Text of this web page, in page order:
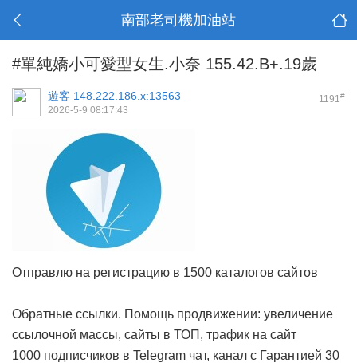
南部老司機加油站
#單純嬌小可愛型女生.小奈 155.42.B+.19歲
1191#
遊客 148.222.186.x:13563
2026-5-9 08:17:43
Отправлю на регистрацию в 1500 каталогов сайтов
Обратные ссылки. Помощь продвижении: увеличение
ссылочной массы, сайты в ТОП, трафик на сайт
1000 подписчиков в Telegram чат, канал с Гарантией 30